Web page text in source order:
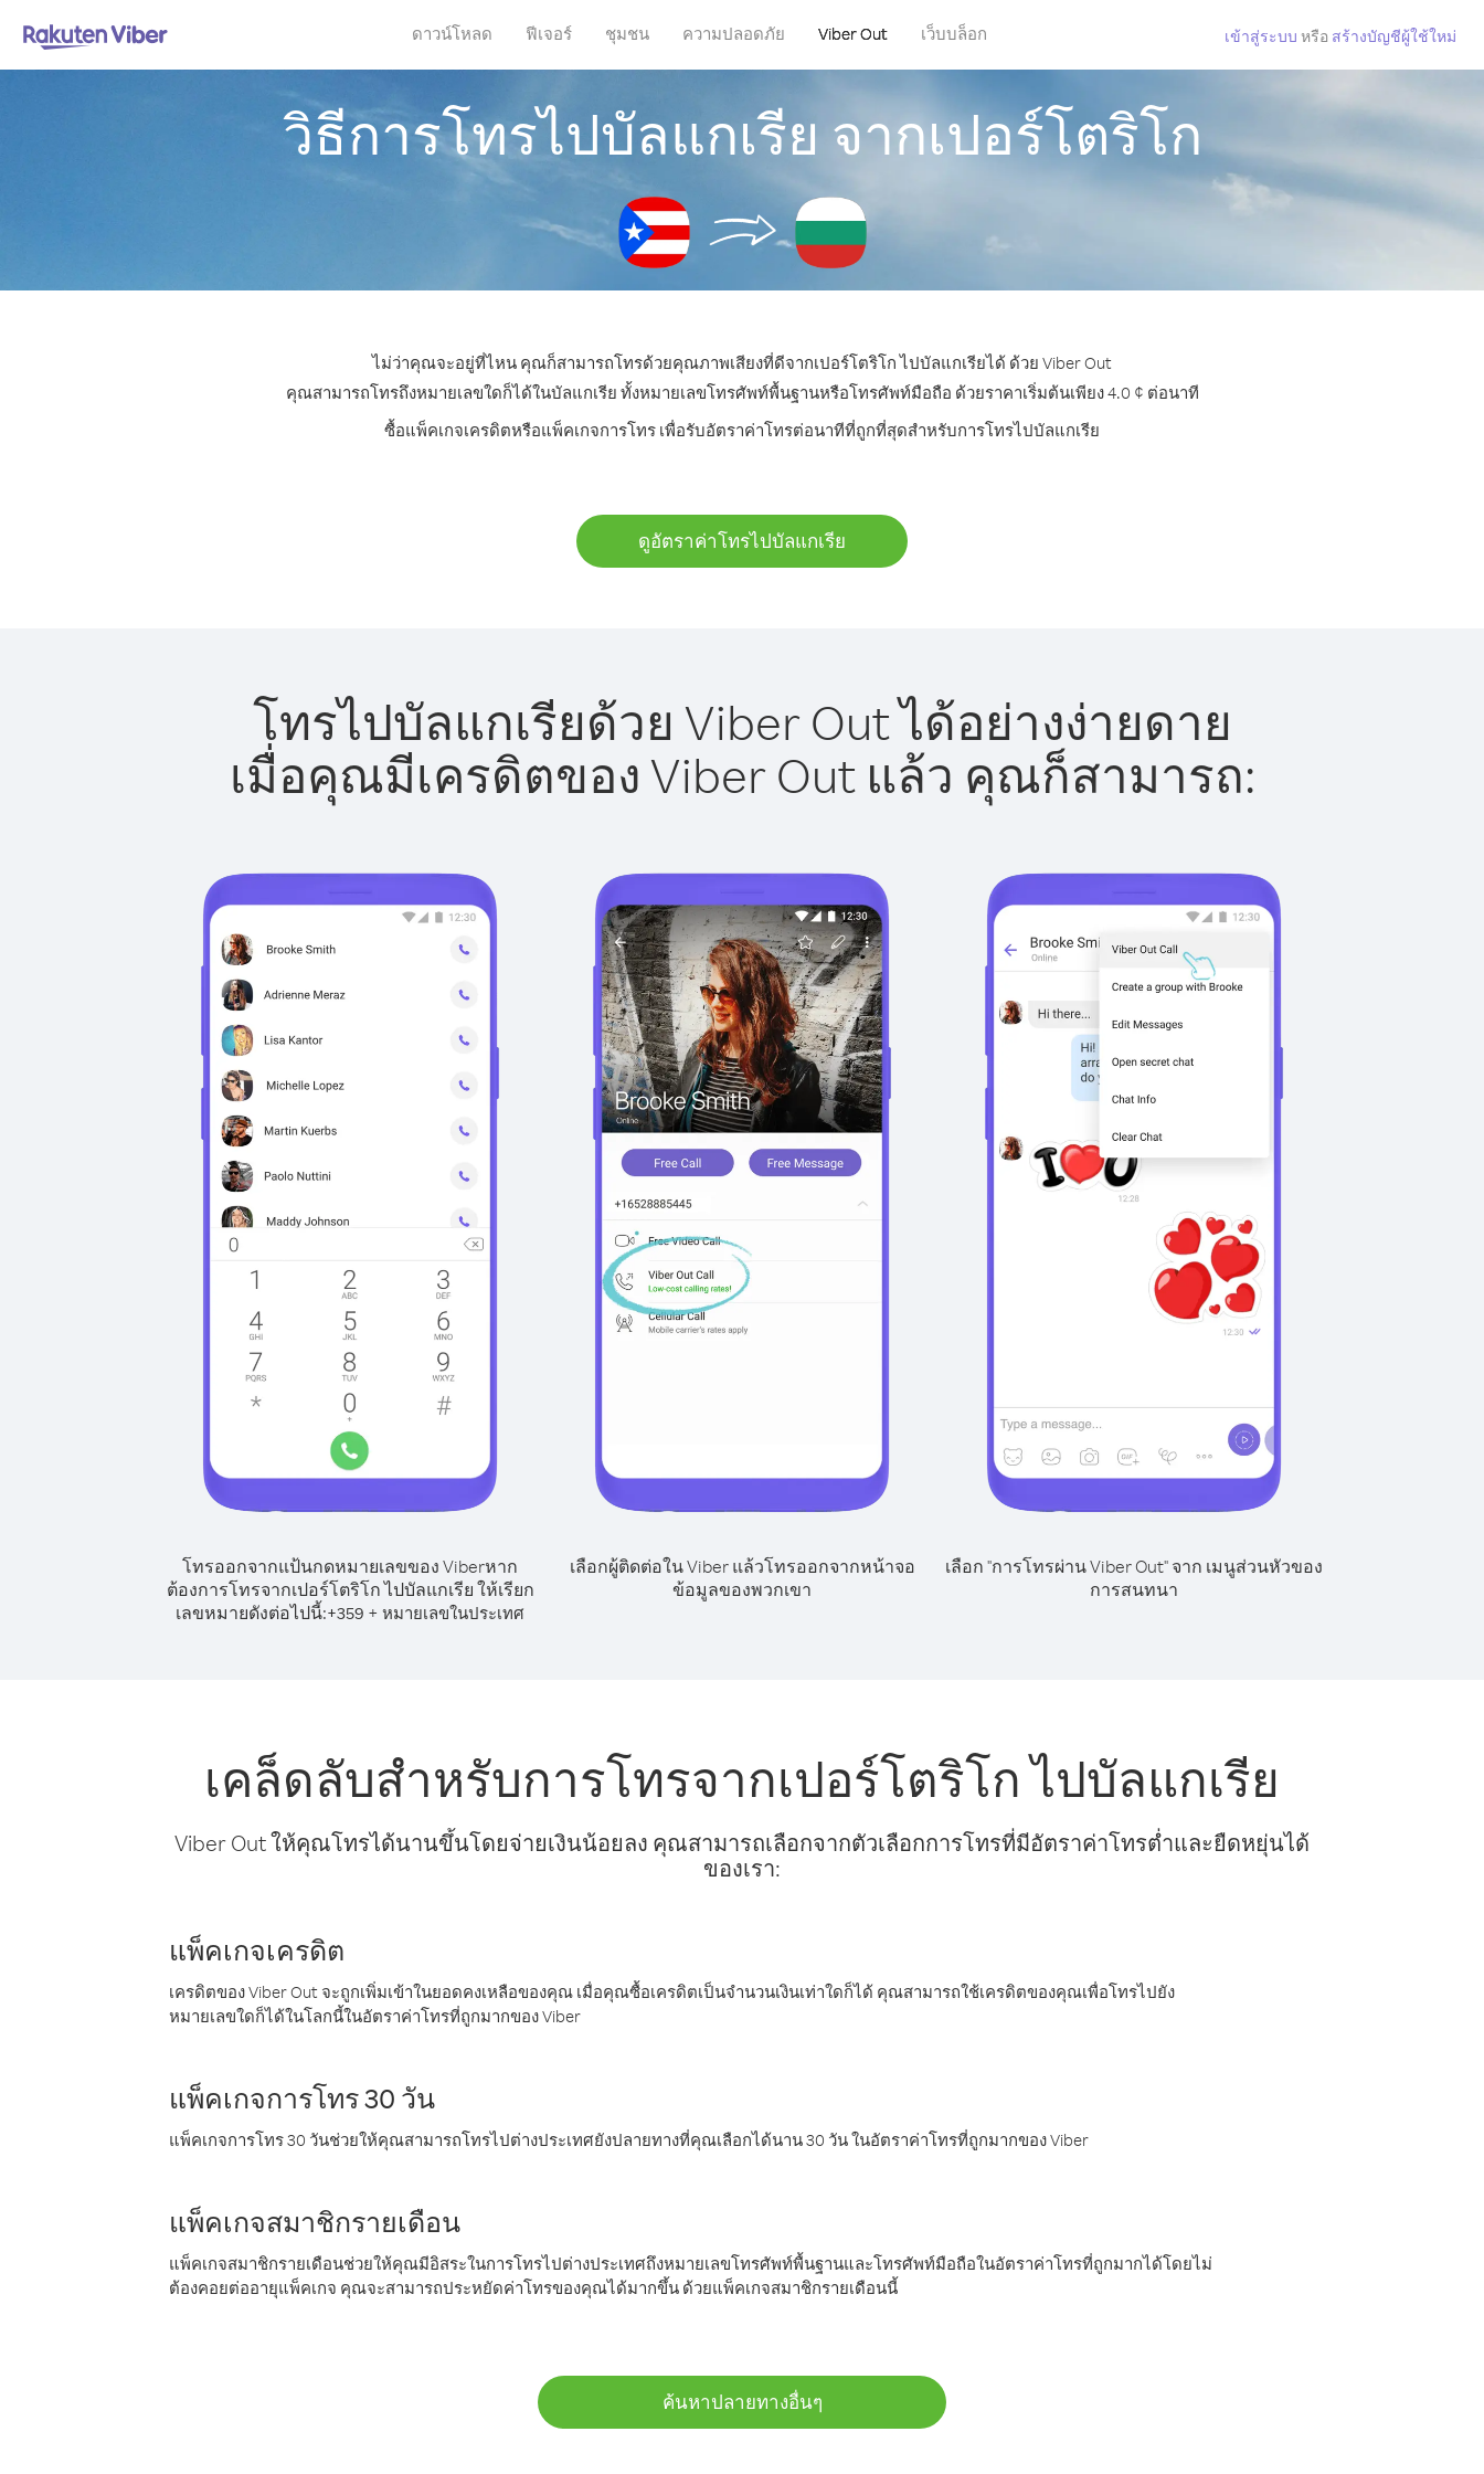
ดาวน์โหลด ฟีเจอร์ ชุมชน ความปลอดภัย Viber Out เว็บบล็อก เข้าสู่ระบบ หรือ สร้างบัญชีผู้ใช้ใหม่
วิธีการโทรไปบัลแกเรีย จากเปอร์โตริโก
ไม่ว่าคุณจะอยู่ที่ไหน คุณก็สามารถโทรด้วยคุณภาพเสียงที่ดีจากเปอร์โตริโก ไปบัลแกเรียได้ ด้วย Viber Out
คุณสามารถโทรถึงหมายเลขใดก็ได้ในบัลแกเรีย ทั้งหมายเลขโทรศัพท์พื้นฐานหรือโทรศัพท์มือถือ ด้วยราคาเริ่มต้นเพียง 4.0 ¢ ต่อนาที
ซื้อแพ็คเกจเครดิตหรือแพ็คเกจการโทร เพื่อรับอัตราค่าโทรต่อนาทีที่ถูกที่สุดสำหรับการโทรไปบัลแกเรีย
ดูอัตราค่าโทรไปบัลแกเรีย
โทรไปบัลแกเรียด้วย Viber Out ได้อย่างง่ายดาย
เมื่อคุณมีเครดิตของ Viber Out แล้ว คุณก็สามารถ:
โทรออกจากแป้นกดหมายเลขของ Viberหาก
ต้องการโทรจากเปอร์โตริโก ไปบัลแกเรีย ให้เรียก
เลขหมายดังต่อไปนี้:+359 + หมายเลขในประเทศ
เลือกผู้ติดต่อใน Viber แล้วโทรออกจากหน้าจอ
ข้อมูลของพวกเขา
เลือก "การโทรผ่าน Viber Out" จาก เมนูส่วนหัวของ
การสนทนา
เคล็ดลับสำหรับการโทรจากเปอร์โตริโก ไปบัลแกเรีย
Viber Out ให้คุณโทรได้นานขึ้นโดยจ่ายเงินน้อยลง คุณสามารถเลือกจากตัวเลือกการโทรที่มีอัตราค่าโทรต่ำและยืดหยุ่นได้
ของเรา:
แพ็คเกจเครดิต
เครดิตของ Viber Out จะถูกเพิ่มเข้าในยอดคงเหลือของคุณ เมื่อคุณซื้อเครดิตเป็นจำนวนเงินเท่าใดก็ได้ คุณสามารถใช้เครดิตของคุณเพื่อโทรไปยัง
หมายเลขใดก็ได้ในโลกนี้ในอัตราค่าโทรที่ถูกมากของ Viber
แพ็คเกจการโทร 30 วัน
แพ็คเกจการโทร 30 วันช่วยให้คุณสามารถโทรไปต่างประเทศยังปลายทางที่คุณเลือกได้นาน 30 วัน ในอัตราค่าโทรที่ถูกมากของ Viber
แพ็คเกจสมาชิกรายเดือน
แพ็คเกจสมาชิกรายเดือนช่วยให้คุณมีอิสระในการโทรไปต่างประเทศถึงหมายเลขโทรศัพท์พื้นฐานและโทรศัพท์มือถือในอัตราค่าโทรที่ถูกมากได้โดยไม่
ต้องคอยต่ออายุแพ็คเกจ คุณจะสามารถประหยัดค่าโทรของคุณได้มากขึ้น ด้วยแพ็คเกจสมาชิกรายเดือนนี้
ค้นหาปลายทางอื่นๆ